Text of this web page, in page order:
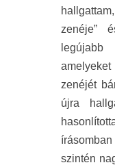
zenéje”
zenéjét
újra
szintén